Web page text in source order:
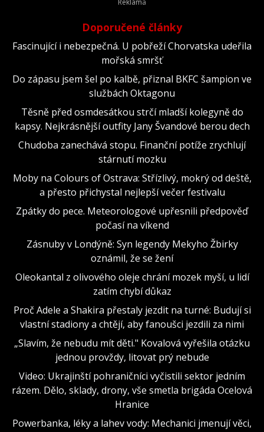
Doporučené články
Fascinující i nebezpečná. U pobřeží Chorvatska udeřila
mořská smršť
Do zápasu jsem šel po kalbě, přiznal BKFC šampion ve
službách Oktagonu
Těsně před osmdesátkou strčí mladší kolegyně do
kapsy. Nejkrásnější outfity Jany Švandové berou dech
Chudoba zanechává stopu. Finanční potíže zrychlují
stárnutí mozku
Moby na Colours of Ostrava: Střízlivý, mokrý od deště,
a přesto přichystal nejlepší večer festivalu
Zpátky do pece. Meteorologové upřesnili předpověď
počasí na víkend
Zásnuby v Londýně: Syn legendy Mekyho Žbirky
oznámil, že se žení
Oleokantal z olivového oleje chrání mozek myší, u lidí
zatím chybí důkaz
Proč Adele a Shakira přestaly jezdit na turné: Budují si
vlastní stadiony a chtějí, aby fanoušci jezdili za nimi
„Slavím, že nebudu mít děti." Kovalová vyřešila otázku
jednou provždy, litovat prý nebude
Video: Ukrajinští pohraničníci vyčistili sektor jedním
rázem. Dělo, sklady, drony, vše smetla brigáda Ocelová
Hranice
Powerbanka, léky a lahev vody: Mechanici jmenují věci,